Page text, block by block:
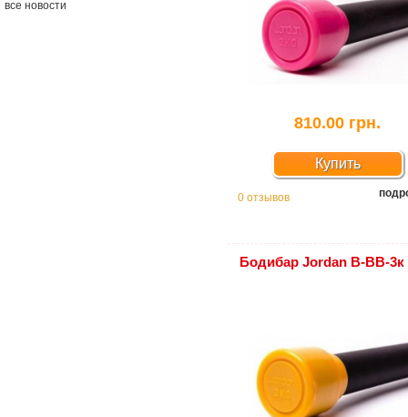
все новости
810.00 грн.
Купить
0 отзывов
Бодибар Jordan В-ВВ-3к